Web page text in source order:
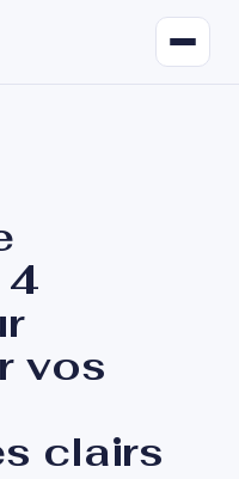
4
vos
clairs